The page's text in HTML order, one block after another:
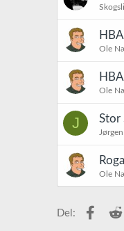
Ole
Ole
J Stor
Ole
Del: